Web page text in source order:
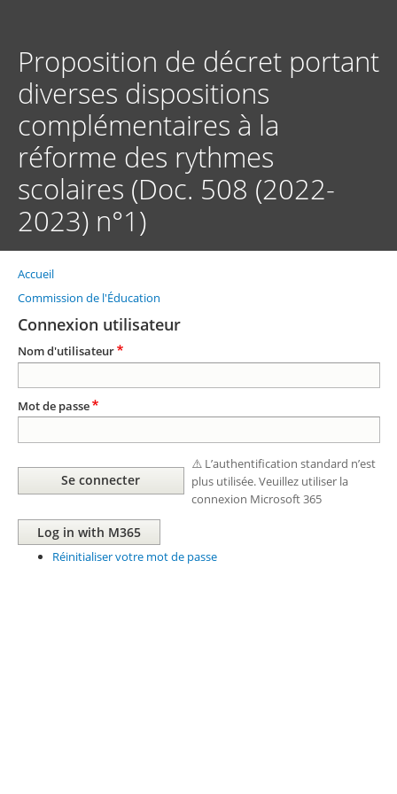
principal
Proposition de décret portant
diverses dispositions
complémentaires à la
réforme des rythmes
scolaires (Doc. 508 (2022-
2023) n°1)
Fil
d'Ariane
Accueil
Commission de l'Éducation
Connexion utilisateur
Nom d'utilisateur
Mot de passe
⚠️ L’authentification standard n’est
plus utilisée. Veuillez utiliser la
connexion Microsoft 365
Réinitialiser votre mot de passe